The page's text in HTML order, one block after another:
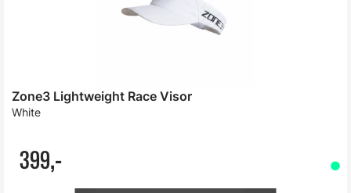
Zone3 Lightweight Race Visor
White
399,-